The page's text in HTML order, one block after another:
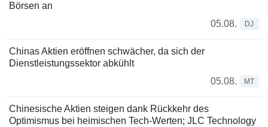
Börsen an
05.08.
DJ
Chinas Aktien eröffnen schwächer, da sich der
Dienstleistungssektor abkühlt
05.08.
MT
Chinesische Aktien steigen dank Rückkehr des
Optimismus bei heimischen Tech-Werten; JLC Technology